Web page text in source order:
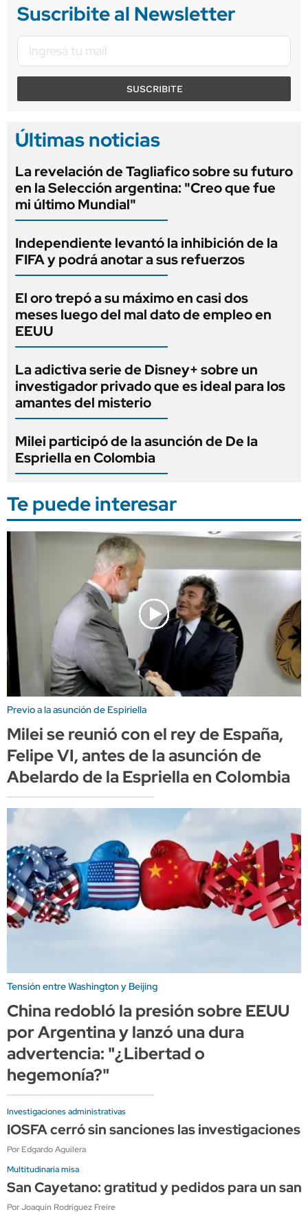
Suscribite al Newsletter
SUSCRIBITE
Últimas noticias
La revelación de Tagliafico sobre su futuro
en la Selección argentina: "Creo que fue
mi último Mundial"
Independiente levantó la inhibición de la
FIFA y podrá anotar a sus refuerzos
El oro trepó a su máximo en casi dos
meses luego del mal dato de empleo en
EEUU
La adictiva serie de Disney+ sobre un
investigador privado que es ideal para los
amantes del misterio
Milei participó de la asunción de De la
Espriella en Colombia
Te puede interesar
Previo a la asunción de Espiriella
Milei se reunió con el rey de España,
Felipe VI, antes de la asunción de
Abelardo de la Espriella en Colombia
Tensión entre Washington y Beijing
China redobló la presión sobre EEUU
por Argentina y lanzó una dura
advertencia: "¿Libertad o
hegemonía?"
Investigaciones administrativas
IOSFA cerró sin sanciones las
Por Edgardo Aguilera
Multitudinaria misa
San Cayetano: gratitud y pedidos para un
Por Joaquín Rodríguez Freire